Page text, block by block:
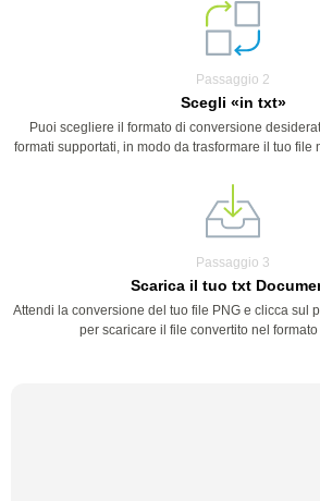
Passaggio 2
Scegli «in txt»
Puoi scegliere il formato di conversione
formati supportati, in modo da trasformare il tuo file
Passaggio 3
Scarica il tuo txt
Attendi la conversione del tuo file PNG e clicca sul
per scaricare il file convertito nel